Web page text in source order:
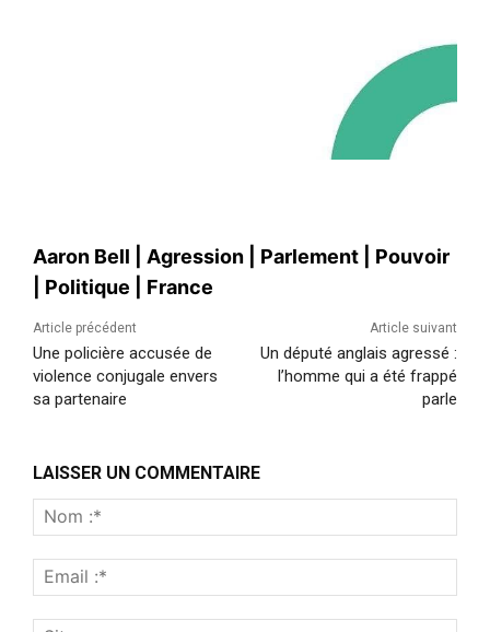
Aaron Bell Agression Parlement
Pouvoir
Politique France
Article précédent
Une policière accusée de
violence conjugale envers
sa partenaire
Article suivant
Un député anglais agressé :
l’homme qui a été frappé
parle
LAISSER UN COMMENTAIRE
:*
:*